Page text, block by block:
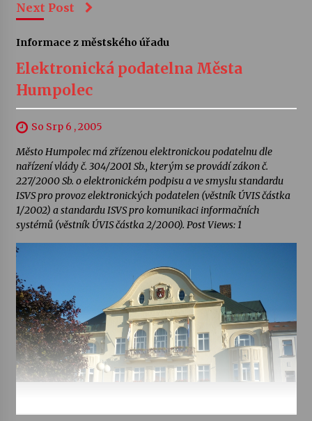
Next Post
Informace z městského úřadu
Elektronická podatelna Města
Humpolec
So Srp 6 , 2005
Město Humpolec má zřízenou elektronickou podatelnu dle
nařízení vlády č. 304/2001 Sb., kterým se provádí zákon č.
227/2000 Sb. o elektronickém podpisu a ve smyslu standardu
ISVS pro provoz elektronických podatelen (věstník ÚVIS částka
1/2002) a standardu ISVS pro komunikaci informačních
systémů (věstník ÚVIS částka 2/2000). Post Views: 1